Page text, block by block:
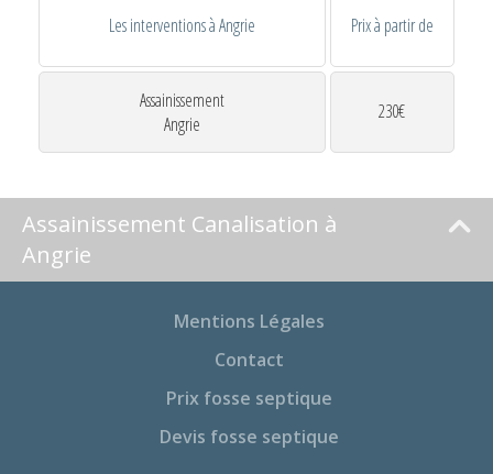
Les interventions à Angrie Prix à partir de
Assainissement
Angrie
230€
Assainissement Canalisation à
Angrie
Mentions Légales
Contact
Prix fosse septique
Devis fosse septique